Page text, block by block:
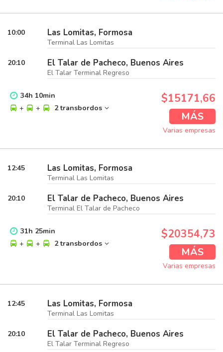
10:00 Las Lomitas, Formosa
Terminal Las Lomitas
20:10 El Talar de Pacheco, Buenos Aires
El Talar Terminal Regreso
34h 10min
+
+ 2 transbordos
$15171,66
MÁS
Varias empresas
12:45 Las Lomitas, Formosa
Terminal Las Lomitas
20:10 El Talar de Pacheco, Buenos Aires
Terminal El Talar de Pacheco
31h 25min
+
+ 2 transbordos
$20354,73
MÁS
Varias empresas
12:45 Las Lomitas, Formosa
Terminal Las Lomitas
20:10 El Talar de Pacheco, Buenos Aires
El Talar Terminal Regreso